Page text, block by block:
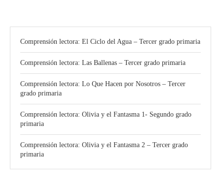
Comprensión lectora: El Ciclo del Agua – Tercer grado primaria
Comprensión lectora: Las Ballenas – Tercer grado primaria
Comprensión lectora: Lo Que Hacen por Nosotros – Tercer
grado primaria
Comprensión lectora: Olivia y el Fantasma 1- Segundo grado
primaria
Comprensión lectora: Olivia y el Fantasma 2 – Tercer grado
primaria